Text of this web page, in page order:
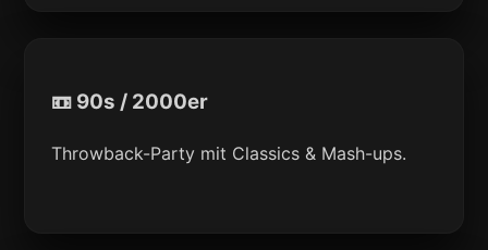
📼 90s / 2000er
Throwback-Party mit Classics & Mash-ups.